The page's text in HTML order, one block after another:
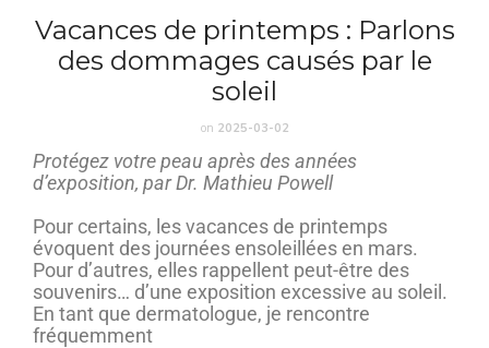
Vacances de printemps : Parlons
des dommages causés par le
soleil
on 2025-03-02
Protégez votre peau après des années
d’exposition, par Dr. Mathieu Powell
Pour certains, les vacances de printemps
évoquent des journées ensoleillées en mars.
Pour d’autres, elles rappellent peut-être des
souvenirs… d’une exposition excessive au soleil.
En tant que dermatologue, je rencontre
fréquemment